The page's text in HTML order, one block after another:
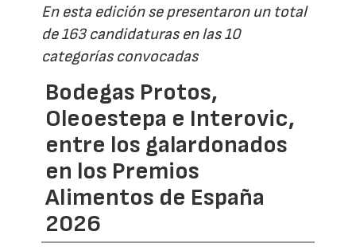
En esta edición se presentaron un total
de 163 candidaturas en las 10
categorías convocadas
Bodegas Protos,
Oleoestepa e Interovic,
entre los galardonados
en los Premios
Alimentos de España
2026